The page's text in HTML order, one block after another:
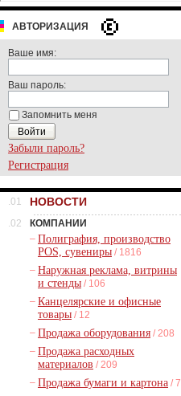
АВТОРИЗАЦИЯ
Ваше имя:
Ваш пароль:
Запомнить меня
Забыли пароль?
Регистрация
.01 НОВОСТИ
.02
КОМПАНИИ
– Полиграфия, производство
POS, сувениры / 1816
– Наружная реклама, витрины
и стенды / 106
– Канцелярские и офисные
товары / 12
– Продажа оборудования / 208
– Продажа расходных
материалов / 209
– Продажа бумаги и картона / 7